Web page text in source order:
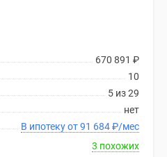
670 891 ₽
10
5 из 29
нет
В ипотеку от 91 684₽/мес
3 похожих